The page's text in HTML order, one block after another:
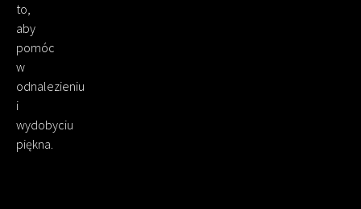
to,
aby
pomóc
w
odnalezieniu
i
wydobyciu
piękna.